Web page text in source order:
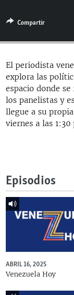
ESPECIALES
ESPECIALES
LA REALIDAD DE
SER VIEJO EN
KENTU-CUBANO
LOS SANTOS DE
MULTIMEDIA
EDITORIALES
SÍGUENOS
Compartir
El periodista
explora las
espacio donde
los panelistas y
llegue a su
viernes a las 1:30
Episodios
ABRIL 16, 2025
Venezuela Hoy